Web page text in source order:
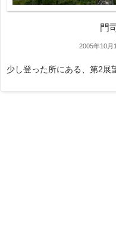
門
2005年10月
少し登った所にある、第2展